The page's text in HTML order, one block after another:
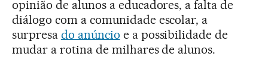
opinião de alunos a educadores, a falta de
diálogo com a comunidade escolar, a
surpresa do anúncio e a possibilidade de
mudar a rotina de milhares de alunos.